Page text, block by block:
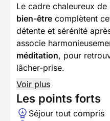
Le cadre chaleureux
bien-être complètent
détente et sérénité
associe
méditation, pour
lâcher-prise.
Voir plus
Les points forts
Séjour tout compris